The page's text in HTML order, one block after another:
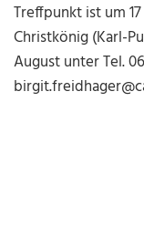
Treffpunkt ist um
Christkönig (Karl-
August unter Tel.